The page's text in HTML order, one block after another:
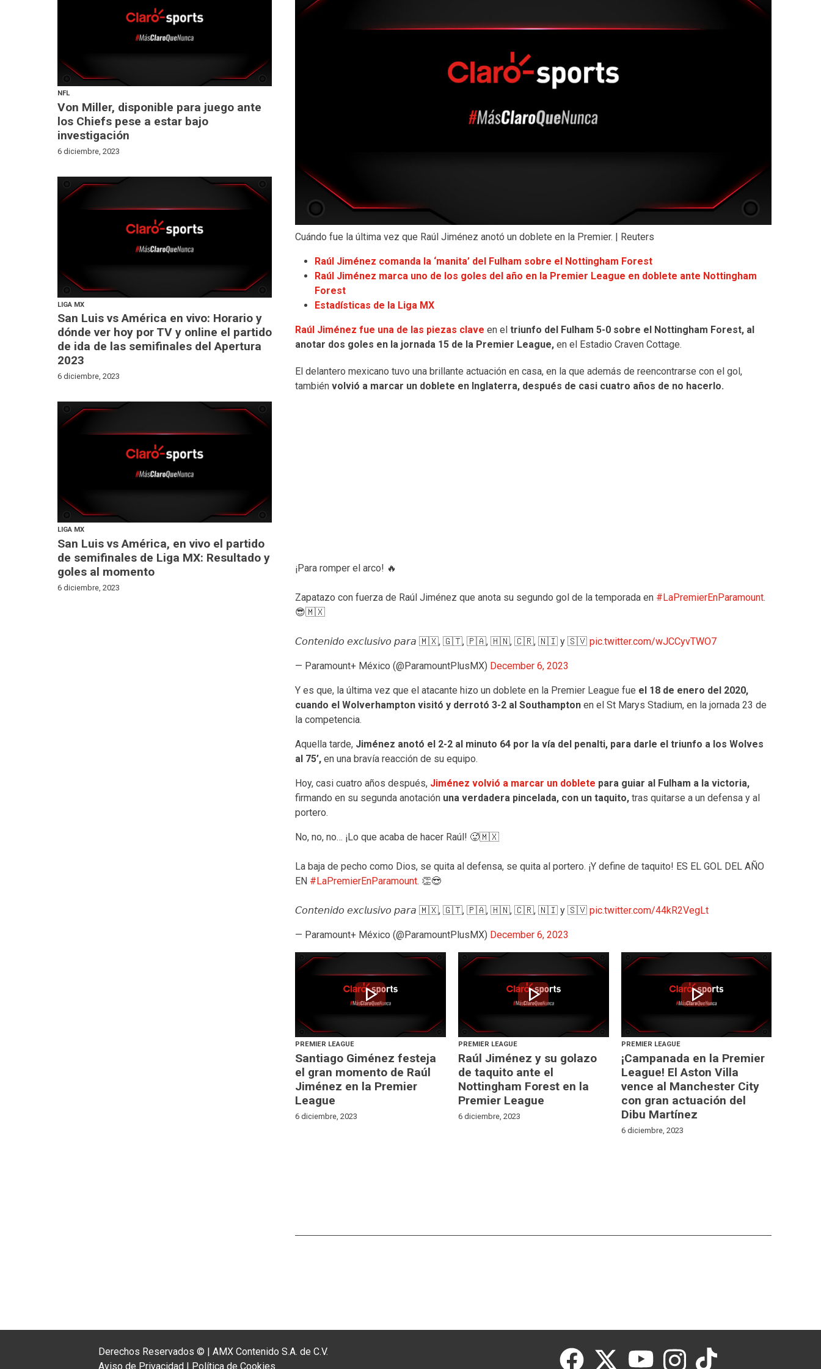
NFL
Von Miller, disponible para juego ante
los Chiefs pese a estar bajo
investigación
6 diciembre, 2023
LIGA MX
San Luis vs América en vivo: Horario y
dónde ver hoy por TV y online el partido
de ida de las semifinales del Apertura
2023
6 diciembre, 2023
LIGA MX
San Luis vs América, en vivo el partido
de semifinales de Liga MX: Resultado y
goles al momento
6 diciembre, 2023
Cuándo fue la última vez que Raúl Jiménez anotó un doblete en la Premier. | Reuters
Raúl Jiménez comanda la ‘manita’ del Fulham sobre el Nottingham Forest
Raúl Jiménez marca uno de los goles del año en la Premier League en doblete ante Nottingham
Forest
Estadísticas de la Liga MX
Raúl Jiménez fue una de las piezas clave en el triunfo del Fulham 5-0 sobre el Nottingham Forest, al
anotar dos goles en la jornada 15 de la Premier League,en el Estadio Craven Cottage.
El delantero mexicano tuvo una brillante actuación en casa, en la que además de reencontrarse con el gol,
también volvió a marcar un doblete en Inglaterra, después de casi cuatro años de no hacerlo.
¡Para romper el arco! 🔥
Zapatazo con fuerza de Raúl Jiménez que anota su segundo gol de la temporada en #LaPremierEnParamount.
😎🇲🇽
𝘊𝘰𝘯𝘵𝘦𝘯𝘪𝘥𝘰 𝘦𝘹𝘤𝘭𝘶𝘴𝘪𝘷𝘰 𝘱𝘢𝘳𝘢 🇲🇽, 🇬🇹, 🇵🇦, 🇭🇳, 🇨🇷, 🇳🇮 y 🇸🇻 pic.twitter.com/wJCCyvTWO7
— Paramount+ México (@ParamountPlusMX) December 6, 2023
Y es que, la última vez que el atacante hizo un doblete en la Premier League fue el 18 de enero del 2020,
cuando el Wolverhampton visitó y derrotó 3-2 al Southamptonen el St Marys Stadium, en la jornada 23 de
la competencia.
Aquella tarde, Jiménez anotó el 2-2 al minuto 64 por la vía del penalti, para darle el triunfo a los Wolves
al 75’,en una bravía reacción de su equipo.
Hoy, casi cuatro años después, Jiménez volvió a marcar un doblete para guiar al Fulham a la victoria,
firmando en su segunda anotación una verdadera pincelada, con un taquito,tras quitarse a un defensa y al
portero.
No, no, no… ¡Lo que acaba de hacer Raúl! 🥵🇲🇽
La baja de pecho como Dios, se quita al defensa, se quita al portero. ¡Y define de taquito! ES EL GOL DEL AÑO
EN #LaPremierEnParamount. 👏😎
𝘊𝘰𝘯𝘵𝘦𝘯𝘪𝘥𝘰 𝘦𝘹𝘤𝘭𝘶𝘴𝘪𝘷𝘰 𝘱𝘢𝘳𝘢 🇲🇽, 🇬🇹, 🇵🇦, 🇭🇳, 🇨🇷, 🇳🇮 y 🇸🇻 pic.twitter.com/44kR2VegLt
— Paramount+ México (@ParamountPlusMX) December 6, 2023
play_arrow
PREMIER LEAGUE
Santiago Giménez festeja
el gran momento de Raúl
Jiménez en la Premier
League
6 diciembre, 2023
play_arrow
PREMIER LEAGUE
Raúl Jiménez y su golazo
de taquito ante el
Nottingham Forest en la
Premier League
6 diciembre, 2023
play_arrow
PREMIER LEAGUE
¡Campanada en la Premier
League! El Aston Villa
vence al Manchester City
con gran actuación del
Dibu Martínez
6 diciembre, 2023
Derechos Reservados © | AMX Contenido S.A. de C.V.
Aviso de Privacidad| Política de Cookies